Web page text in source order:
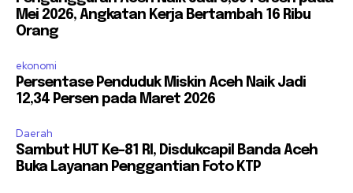
Mei 2026, Angkatan Kerja Bertambah 16 Ribu
Orang
ekonomi
Persentase Penduduk Miskin Aceh Naik Jadi
12,34 Persen pada Maret 2026
Daerah
Sambut HUT Ke-81 RI, Disdukcapil Banda Aceh
Buka Layanan Penggantian Foto KTP